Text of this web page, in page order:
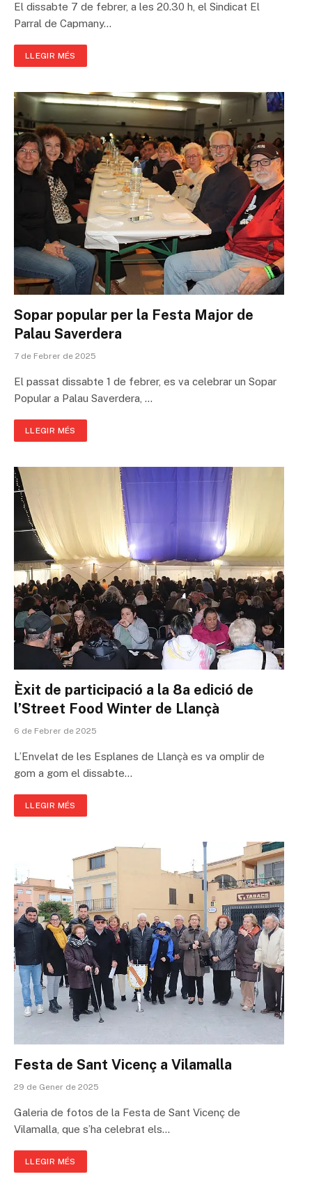
El dissabte 7 de febrer, a les 20.30 h, el Sindicat El
Parral de Capmany…
LLEGIR MÉS
Sopar popular per la Festa Major de
Palau Saverdera
7 de Febrer de 2025
El passat dissabte 1 de febrer, es va celebrar un Sopar
Popular a Palau Saverdera, …
LLEGIR MÉS
Èxit de participació a la 8a edició de
l’Street Food Winter de Llançà
6 de Febrer de 2025
L’Envelat de les Esplanes de Llançà es va omplir de
gom a gom el dissabte…
LLEGIR MÉS
Festa de Sant Vicenç a Vilamalla
29 de Gener de 2025
Galeria de fotos de la Festa de Sant Vicenç de
Vilamalla, que s’ha celebrat els…
LLEGIR MÉS